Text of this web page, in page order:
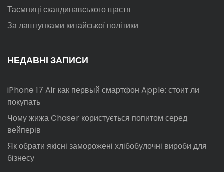
Таємниці скандинавського щастя
За лаштунками китайської політики
НЕДАВНІ ЗАПИСИ
iPhone 17 Air как первый смартфон Apple: стоит ли
покупать
Чому жижа Chaser користується попитом серед
вейперів
Як обрати якісні заморожені хлібобулочні вироби для
бізнесу